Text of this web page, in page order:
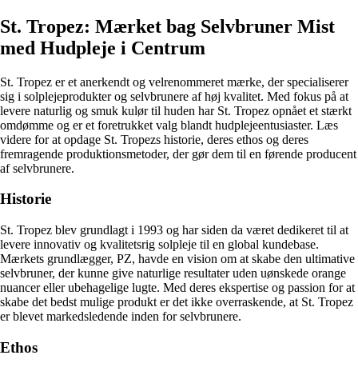
St. Tropez: Mærket bag Selvbruner Mist
med Hudpleje i Centrum
St. Tropez er et anerkendt og velrenommeret mærke, der specialiserer
sig i solplejeprodukter og selvbrunere af høj kvalitet. Med fokus på at
levere naturlig og smuk kulør til huden har St. Tropez opnået et stærkt
omdømme og er et foretrukket valg blandt hudplejeentusiaster. Læs
videre for at opdage St. Tropezs historie, deres ethos og deres
fremragende produktionsmetoder, der gør dem til en førende producent
af selvbrunere.
Historie
St. Tropez blev grundlagt i 1993 og har siden da været dedikeret til at
levere innovativ og kvalitetsrig solpleje til en global kundebase.
Mærkets grundlægger, PZ, havde en vision om at skabe den ultimative
selvbruner, der kunne give naturlige resultater uden uønskede orange
nuancer eller ubehagelige lugte. Med deres ekspertise og passion for at
skabe det bedst mulige produkt er det ikke overraskende, at St. Tropez
er blevet markedsledende inden for selvbrunere.
Ethos